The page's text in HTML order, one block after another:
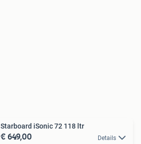
Starboard iSonic 72 118 ltr
€ 649,00 Details